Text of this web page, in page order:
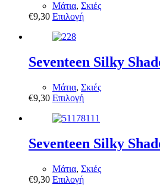
Μάτια, Σκιές
€9,30 ΕπιλογήΑυτό
πολλαπλές
παραλλαγές.
επιλογές
μπορούν
επιλεγούν
σελίδα
προϊόντος
Seventeen Silky
Μάτια, Σκιές
€9,30 ΕπιλογήΑυτό
προϊόν
πολλαπλές
παραλλαγές.
επιλογές
μπορούν
Seventeen Silky
Μάτια, Σκιές
€9,30 ΕπιλογήΑυτό